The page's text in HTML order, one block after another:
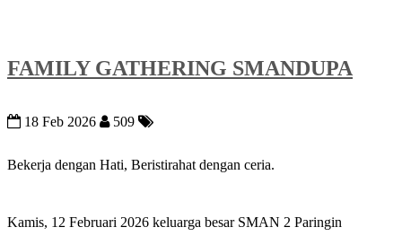
FAMILY GATHERING SMANDUPA
18 Feb 2026 509
Bekerja dengan Hati, Beristirahat dengan ceria.
Kamis, 12 Februari 2026 keluarga besar SMAN 2 Paringin